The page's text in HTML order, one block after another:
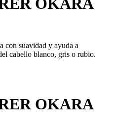
con suavidad y ayuda a
cabello blanco, gris o rubio.
OKARA